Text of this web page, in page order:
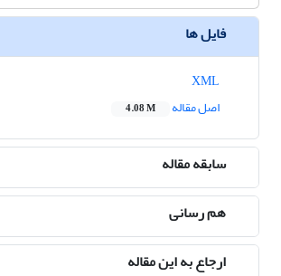
فایل ها
اصل مقاله
4.08 M
سابقه مقاله
هم رسانی
ارجاع به این مقاله